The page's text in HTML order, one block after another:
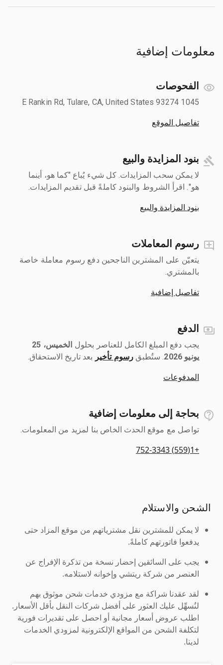
معلومات إضافية
الفحوصات
1045 E Rankin Rd, Tulare, CA, United States 93274
تفاصيل الموقع
بنود المزايدة والبيع
لا يمكن سحب المزايدات. كل شيء يُباع "كما هو، أينما
هو". اقرأ الشروط والبنود كاملةً قبل تقديم المزايدات.
بنود المزايدة والبيع
رسوم المعاملات
يتعيّن على المشترين الناجحين دفع رسوم معاملة خاصة
بالمشتري.
تفاصيل إضافية
الدفع
يجب دفع المبلغ الكامل للعناصر بحلول ‎
الخميس، 25
يونيو 2026
رسوم تأخير بعد تاريخ الاستحقاق.
المدفوعات
بحاجة إلى معلومات إضافية
تواصل مع موقع الحدث الخاص بنا لمزيد من المعلومات.
+1(559) 752-3343
الشحن والاستلام
لا يمكن للمشترين نقل مشترياتهم من موقع المزاد حتى
يدفعوا فاتورتهم كاملةً.
يجب على السائقين إحضار نسخة من تذكرة الإفراج عن
العنصر من شركة ريتشي وإخوانه لاستلامه.
لقد عقدنا شراكة مع مزودي خدمات شحن موثوق بهم
لنُسهِّل عليك العثور على أفضل شركات النقل بأقل الأسعار.
اطلب عروض أسعار مجانية أو احصل على تقديرات فورية
لتكلفة الشحن من المواقع الإلكترونية لمزودي الخدمات
لدينا.